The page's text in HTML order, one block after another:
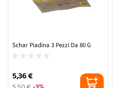
Schar Piadina 3 Pezzi Da 80 G
5,36 €